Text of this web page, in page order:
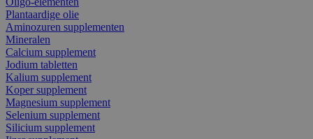
Plantaardige olie
Aminozuren supplementen
Mineralen
Calcium supplement
Jodium tabletten
Kalium supplement
Koper supplement
Magnesium supplement
Selenium supplement
Silicium supplement